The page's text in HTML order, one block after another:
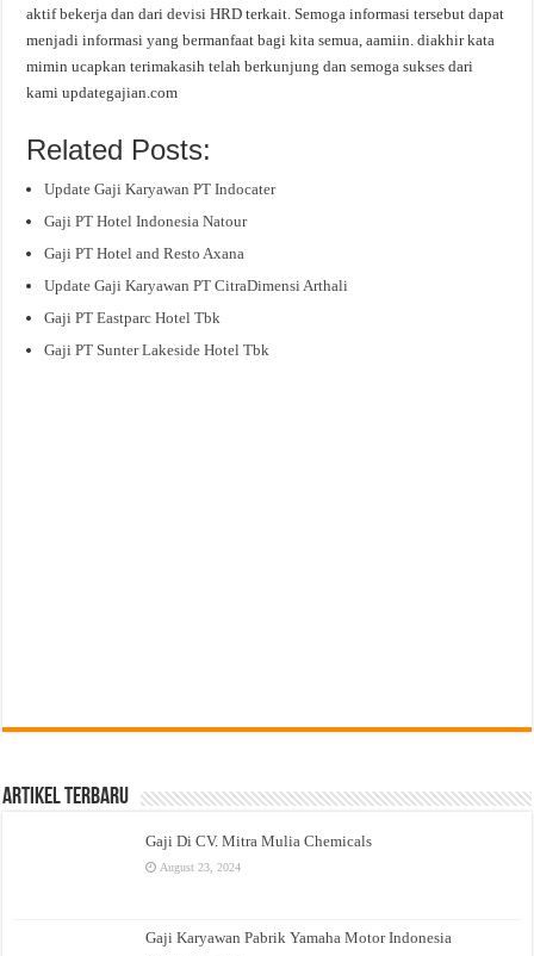
aktif bekerja dan dari devisi HRD terkait. Semoga informasi tersebut dapat
menjadi informasi yang bermanfaat bagi kita semua, aamiin. diakhir kata
mimin ucapkan terimakasih telah berkunjung dan semoga sukses dari
kami updategajian.com
Related Posts:
Update Gaji Karyawan PT Indocater
Gaji PT Hotel Indonesia Natour
Gaji PT Hotel and Resto Axana
Update Gaji Karyawan PT CitraDimensi Arthali
Gaji PT Eastparc Hotel Tbk
Gaji PT Sunter Lakeside Hotel Tbk
Artikel Terbaru
Gaji Di CV. Mitra Mulia Chemicals
August 23, 2024
Gaji Karyawan Pabrik Yamaha Motor Indonesia